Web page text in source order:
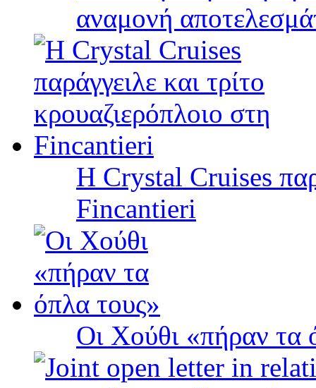
αναμονή
Η Crystal Cruises
Fincantieri
Οι Χούθι «πήραν τα